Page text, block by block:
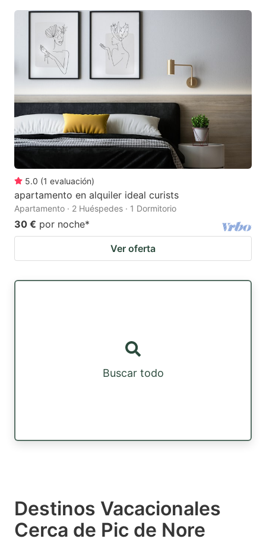
5.0 (1 evaluación)
apartamento en alquiler ideal curists
Apartamento · 2 Huéspedes · 1 Dormitorio
30 € por noche*
Ver oferta
Buscar todo
Destinos Vacacionales
Cerca de Pic de Nore